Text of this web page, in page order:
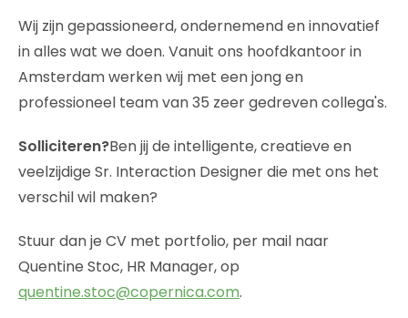
Wij zijn gepassioneerd, ondernemend en innovatief
in alles wat we doen. Vanuit ons hoofdkantoor in
Amsterdam werken wij met een jong en
professioneel team van 35 zeer gedreven collega's.
Solliciteren?Ben jij de intelligente, creatieve en
veelzijdige Sr. Interaction Designer die met ons het
verschil wil maken?
Stuur dan je CV met portfolio, per mail naar
Quentine Stoc, HR Manager, op
quentine.stoc@copernica.com.